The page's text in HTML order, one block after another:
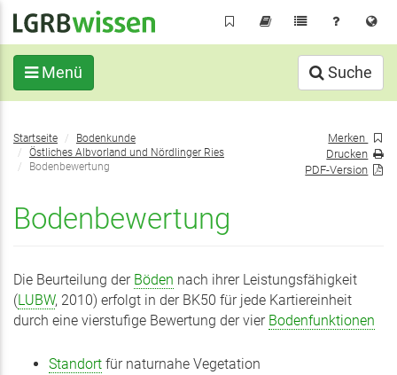
Inhalt
Menü Suche
Sie
befinden
sich
Startseite
Bodenkunde
Östliches Albvorland und Nördlinger Ries
Bodenbewertung
Bodenbewertung
Merken
Drucken
PDF-Version
Die Beurteilung der Böden nach ihrer Leistungsfähigkeit
(LUBW, 2010) erfolgt in der BK50 für jede Kartiereinheit
durch eine vierstufige Bewertung der vier Bodenfunktionen
Standort für naturnahe Vegetation